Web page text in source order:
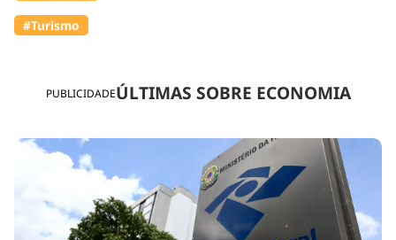
PUBLICIDADEÚLTIMAS SOBRE ECONOMIA
#Turismo